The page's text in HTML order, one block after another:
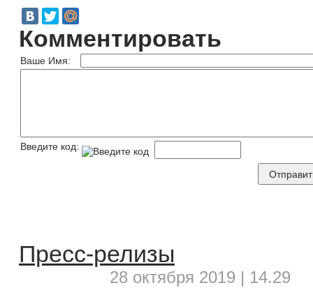
Комментировать
Ваше Имя:
Введите код:
Пресс-релизы
28 октября 2019 | 14.29